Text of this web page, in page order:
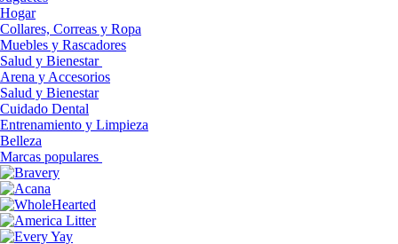
Hogar
Collares, Correas y Ropa
Muebles y Rascadores
Salud y Bienestar
Arena y Accesorios
Salud y Bienestar
Cuidado Dental
Entrenamiento y Limpieza
Belleza
Marcas populares